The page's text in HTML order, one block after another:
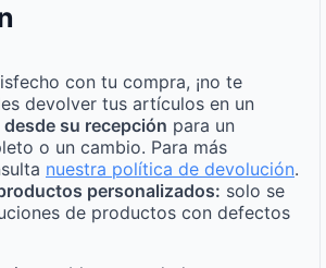
con tu compra, ¡no te
devolver tus artículos en un
desde su recepción para un
o un cambio. Para más
nuestra política de devolución.
personalizados: solo se
de productos con defectos